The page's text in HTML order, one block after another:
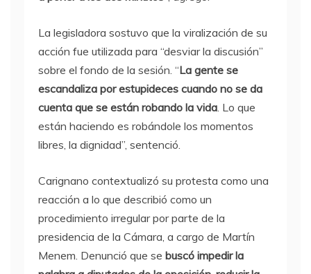
La legisladora sostuvo que la viralización de su
acción fue utilizada para “desviar la discusión”
sobre el fondo de la sesión. “La gente se
escandaliza por estupideces cuando no se da
cuenta que se están robando la vida. Lo que
están haciendo es robándole los momentos
libres, la dignidad”, sentenció.
Carignano contextualizó su protesta como una
reacción a lo que describió como un
procedimiento irregular por parte de la
presidencia de la Cámara, a cargo de Martín
Menem. Denunció que se buscó impedir la